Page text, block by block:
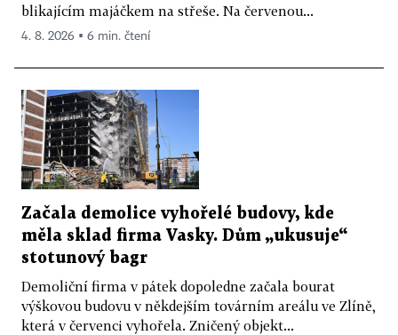
blikajícím majáčkem na střeše. Na červenou...
4. 8. 2026 ▪ 6 min. čtení
Začala demolice vyhořelé budovy, kde
měla sklad firma Vasky. Dům „ukusuje“
stotunový bagr
Demoliční firma v pátek dopoledne začala bourat
výškovou budovu v někdejším továrním areálu ve Zlíně,
která v červenci vyhořela. Zničený objekt...